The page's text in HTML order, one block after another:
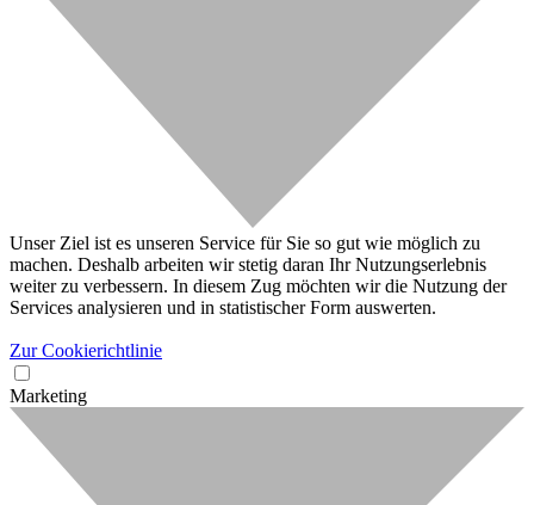
Unser Ziel ist es unseren Service für Sie so gut wie möglich zu
machen. Deshalb arbeiten wir stetig daran Ihr Nutzungserlebnis
weiter zu verbessern. In diesem Zug möchten wir die Nutzung der
Services analysieren und in statistischer Form auswerten.
Zur Cookierichtlinie
Marketing